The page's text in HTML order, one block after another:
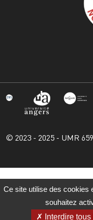
© 2023 - 2025 - UMR
Ce site utilise des cookies
souhaitez
Interdire